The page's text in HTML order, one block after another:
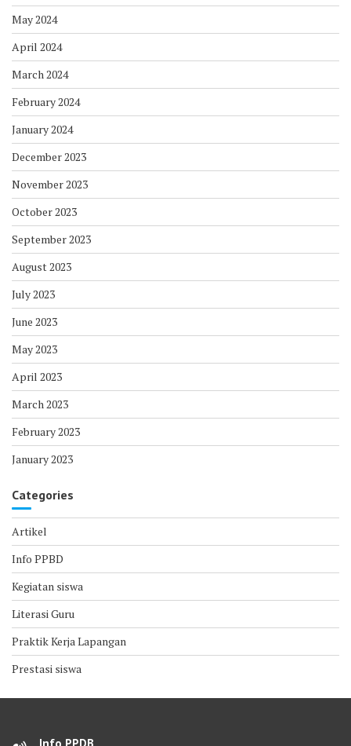
May 2024
April 2024
March 2024
February 2024
January 2024
December 2023
November 2023
October 2023
September 2023
August 2023
July 2023
June 2023
May 2023
April 2023
March 2023
February 2023
January 2023
Categories
Artikel
Info PPBD
Kegiatan siswa
Literasi Guru
Praktik Kerja Lapangan
Prestasi siswa